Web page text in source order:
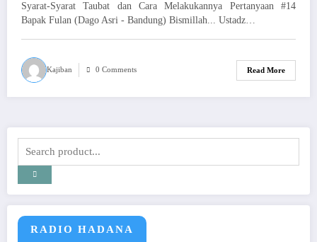
Syarat-Syarat Taubat dan Cara Melakukannya Pertanyaan #14
Bapak Fulan (Dago Asri - Bandung) Bismillah... Ustadz…
Kajiban 0 Comments Read More
RADIO HADANA